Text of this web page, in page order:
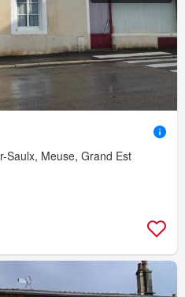
Saulx, Meuse, Grand Est